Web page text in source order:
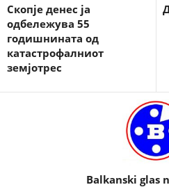
Скопје денес ја
одбележува 55
годишнината од
катастрофалниот
земјотрес
Balkanski glas